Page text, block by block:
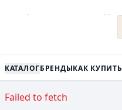
КАТАЛОГБРЕНДЫКАК КУПИТЬ
Failed to fetch